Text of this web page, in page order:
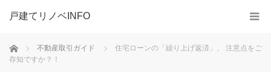
戸建てリノベINFO
ホーム 不動産取引ガイド
住宅ローンの「繰り上げ返済」、 注意点をご
存知ですか？！